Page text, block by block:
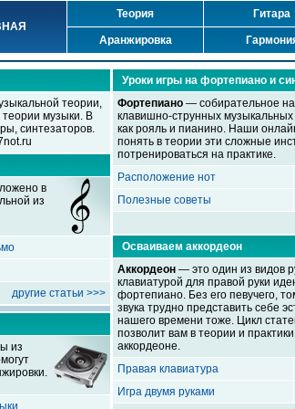
Теория Гитара
Аранжировка
теории,
музыки. В
синтезаторов.
в
из
другие статьи >>>
из
Уроки игры на фортепиано и
Фортепиано — собирательное
клавишно-струнных музыкальных
как рояль и пианино. Наши
понять в теории эти сложные
потренироваться на практике.
Расположение нот
Полезные советы
Осваиваем аккордеон
Аккордеон — это один из видов
клавиатурой для правой руки
фортепиано. Без его певучего,
звука трудно представить себе
нашего времени тоже. Цикл
позволит вам в теории и
аккордеоне.
Правая клавиатура
Игра двумя руками